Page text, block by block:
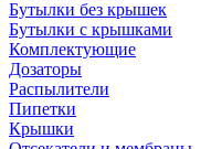
Бутылки без крышек
Бутылки с крышками
Комплектующие
Дозаторы
Распылители
Пипетки
Крышки